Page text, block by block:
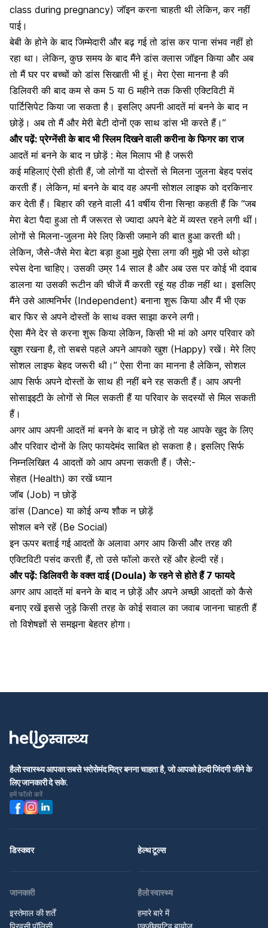
class during pregnancy) जॉइन करना चाहती थी लेकिन, कर नहीं
पाई।
बेबी के होने के बाद जिम्मेदारी और बढ़ गई तो डांस कर पाना संभव नहीं हो
रहा था। लेकिन, कुछ समय के बाद मैंने डांस क्लास जॉइन किया और अब
तो मैं घर पर बच्चों को डांस सिखाती भी हूं। मेरा ऐसा मानना है की
डिलिवरी की बाद कम से कम 5 या 6 महीने तक किसी एक्टिविटी में
पार्टिसिपेट किया जा सकता है। इसलिए अपनी आदतें मां बनने के बाद न
छोड़ें। अब तो मैं और मेरी बेटी दोनों एक साथ डांस भी करते हैं।”
और पढ़ें:प्रेग्नेंसी के बाद भी स्लिम दिखने वाली करीना के फिगर का राज
आदतें मां बनने के बाद न छोड़ें : मेल मिलाप भी है जरूरी
कई महिलाएं ऐसी होती हैं, जो लोगों या दोस्तों से मिलना जुलना बेहद पसंद
करती हैं। लेकिन, मां बनने के बाद वह अपनी सोशल लाइफ को दरकिनार
कर देती हैं। बिहार की रहने वाली 41 वर्षीय रीना सिन्हा कहती हैं कि “जब
मेरा बेटा पैदा हुआ तो मैं जरूरत से ज्यादा अपने बेटे में व्यस्त रहने लगी थीं।
लोगों से मिलना-जुलना मेरे लिए किसी जमाने की बात हुआ करती थी।
लेकिन, जैसे-जैसे मेरा बेटा बड़ा हुआ मुझे ऐसा लगा की मुझे भी उसे थोड़ा
स्पेस देना चाहिए। उसकी उम्र 14 साल है और अब उस पर कोई भी दवाब
डालना या उसकी रूटीन की चीजें मैं करती रहूं यह ठीक नहीं था। इसलिए
मैंने उसे आत्मनिर्भर (Independent) बनाना शुरू किया और मैं भी एक
बार फिर से अपने दोस्तों के साथ वक्त साझा करने लगी।
ऐसा मैंने देर से करना शुरू किया लेकिन, किसी भी मां को अगरपरिवार को
खुश रखना है, तो सबसे पहले अपने आपको खुश (Happy) रखें। मेरे लिए
सोशल लाइफ बेहद जरूरी थी।” ऐसा रीना का मानना है लेकिन, सोशल
आप सिर्फ अपने दोस्तों के साथ ही नहीं बने रह सकती हैं। आप अपनी
सोसाइइटी के लोगों से मिल सकती हैं या परिवार के सदस्यों से मिल सकती
हैं।
अगर आप अपनी आदतें मां बनने के बाद न छोड़ें तो यह आपके खुद के लिए
और परिवार दोनों के लिए फायदेमंद साबित हो सकता है। इसलिए सिर्फ
निम्नलिखित 4 आदतों को आप अपना सकती हैं। जैसे:-
सेहत (Health) का रखें ध्यान
जॉब (Job) न छोड़ें
डांस (Dance) या कोई अन्य शौक न छोड़ें
सोशल बने रहें (Be Social)
इन ऊपर बताई गई आदतों के अलावा अगर आप किसी और तरह की
एक्टिविटी पसंद करती हैं, तो उसे फॉलो करते रहें और हेल्दी रहें।
और पढ़ें:डिलिवरी के वक्त दाई (Doula) के रहने से होते हैं 7 फायदे
अगर आप आदतें मां बनने के बाद न छोड़ें और अपने अच्छी आदतों को कैसे
बनाए रखें इससे जुड़े किसी तरह के कोई सवाल का जवाब जानना चाहती हैं
तो विशेषज्ञों से समझना बेहतर होगा।
हैलो स्वास्थ्य आपका सबसे भरोसेमंद मित्र बनना चाहता है, जो आपको हेल्दी जिंदगी जीने के
लिए जानकारी दे सके.
हमें फॉलो करें
डिस्कवर हेल्थ टूल्स
जानकारी
इस्तेमाल की शर्तें
प्रिवसी पॉलिसी
हैलो स्वास्थ्य
हमारे बारे में
एक्जीक्यूटिव बायोज